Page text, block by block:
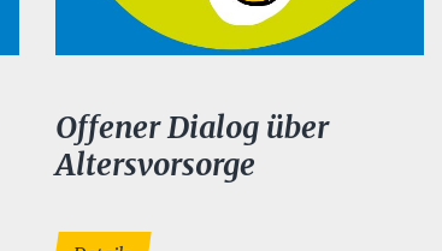
Offener Dialog über
Altersvorsorge